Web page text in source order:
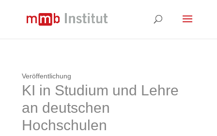
Veröffentlichung
KI in Studium und Lehre
an deutschen
Hochschulen